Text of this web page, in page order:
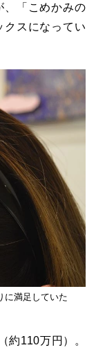
、「こめかみの
クスになってい
に満足していた
約110万円）。